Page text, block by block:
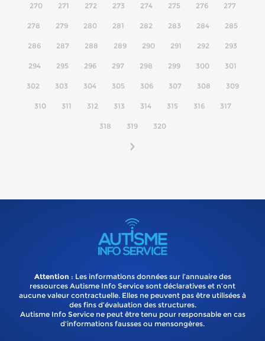
270 271 272 273 274 275 276 277
278 279 280 281 282 283 284 285
286 287 288 289 290 291 292 293
294 295 296 297 298 299 300 301
302 303 304 305 306 307 308 309
310 311 312 313 314 315 316 317
318 319 320
Attention : Les informations données sur l’annuaire des
ressources Autisme Info Service sont déclaratives et n’ont
aucune valeur contractuelle. Elles ne peuvent pas être utilisées à
des fins d’évaluation des structures.
Autisme Info Service ne peut être tenu pour responsable en cas
d'informations fausses ou mensongères.